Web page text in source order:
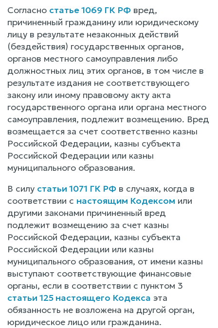
Согласно статье 1069 ГК РФ вред,
причиненный гражданину или юридическому
лицу в результате незаконных действий
(бездействия) государственных органов,
органов местного самоуправления либо
должностных лиц этих органов, в том числе в
результате издания не соответствующего
закону или иному правовому акту акта
государственного органа или органа местного
самоуправления, подлежит возмещению. Вред
возмещается за счет соответственно казны
Российской Федерации, казны субъекта
Российской Федерации или казны
муниципального образования.
В силу статьи 1071 ГК РФ в случаях, когда в
соответствии с настоящим Кодексом или
другими законами причиненный вред
подлежит возмещению за счет казны
Российской Федерации, казны субъекта
Российской Федерации или казны
муниципального образования, от имени казны
выступают соответствующие финансовые
органы, если в соответствии с пунктом 3
статьи 125 настоящего Кодекса эта
обязанность не возложена на другой орган,
юридическое лицо или гражданина.